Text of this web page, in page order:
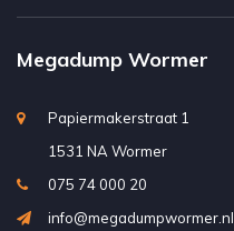
Megadump Wormer
Papiermakerstraat 1
1531 NA Wormer
075 74 000 20
info@megadumpwormer.nl